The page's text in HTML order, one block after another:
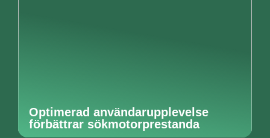
Optimerad användarupplevelse
förbättrar sökmotorprestanda